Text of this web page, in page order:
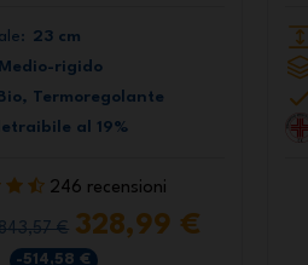
23 cm
Medio-rigido
Bio, Termoregolante
al 19%
246 recensioni
843,57 € 328,99 €
-514,58 €